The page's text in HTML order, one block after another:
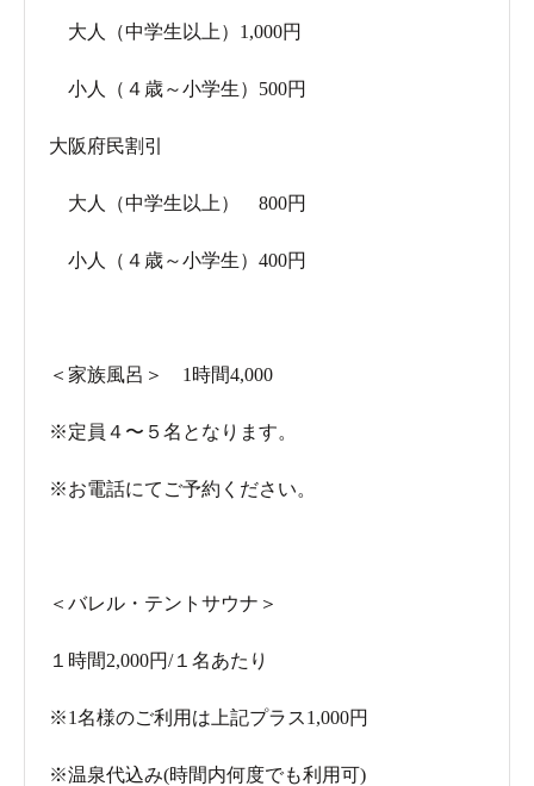
大人（中学生以上）1,000円
小人（４歳～小学生）500円
大阪府民割引
大人（中学生以上） 800円
小人（４歳～小学生）400円
＜家族風呂＞ 1時間4,000
※定員４〜５名となります。
※お電話にてご予約ください。
＜バレル・テントサウナ＞
１時間2,000円/１名あたり
※1名様のご利用は上記プラス1,000円
※温泉代込み(時間内何度でも利用可)